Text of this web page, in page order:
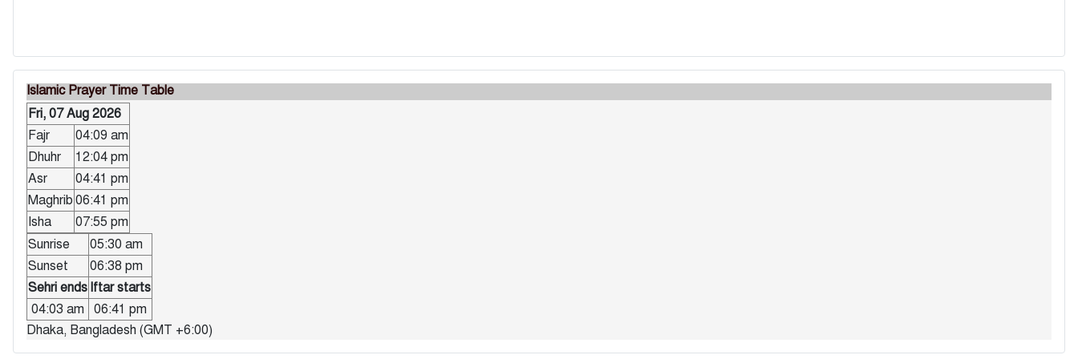
Islamic Prayer Time Table
Fri, 07 Aug 2026
Fajr
04:09 am
Dhuhr
12:04 pm
Asr
04:41 pm
Maghrib 06:41 pm
Isha
07:55 pm
Sunrise
05:30 am
Sunset
06:38 pm
Sehri ends Iftar starts
04:03 am
06:41 pm
Dhaka, Bangladesh (GMT +6:00)